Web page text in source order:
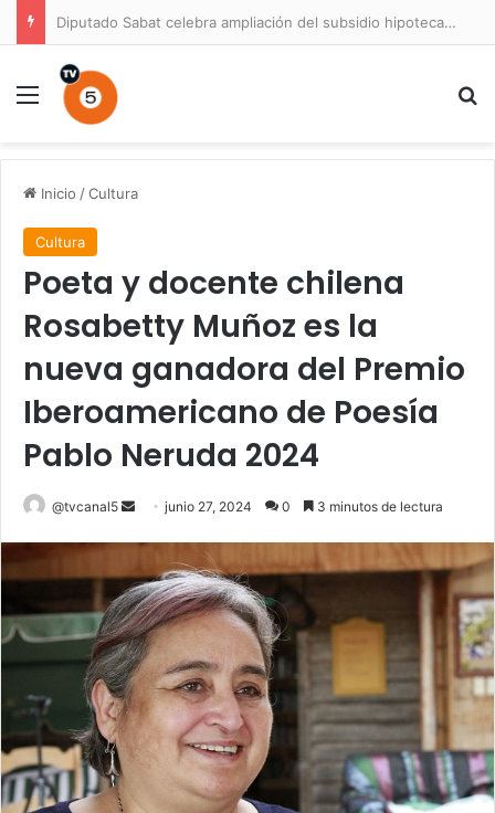
Diputado Sabat celebra ampliación del subsidio hipotecario con viviendas de hasta 6.000 UF
Menú
Inicio /Cultura
Cultura
Poeta y docente chilena
Rosabetty Muñoz es la
nueva ganadora del Premio
Iberoamericano de Poesía
Pablo Neruda 2024
@tvcanal5
Sendjunio 27, 2024 0 3 minutos de lectura